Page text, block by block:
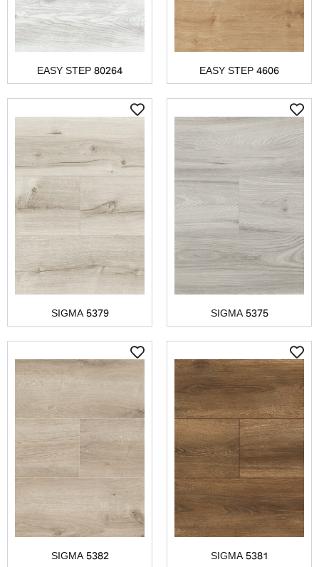
EASY STEP 4606
EASY STEP 80264
SIGMA 5375
SIGMA 5379
SIGMA 5381
SIGMA 5382